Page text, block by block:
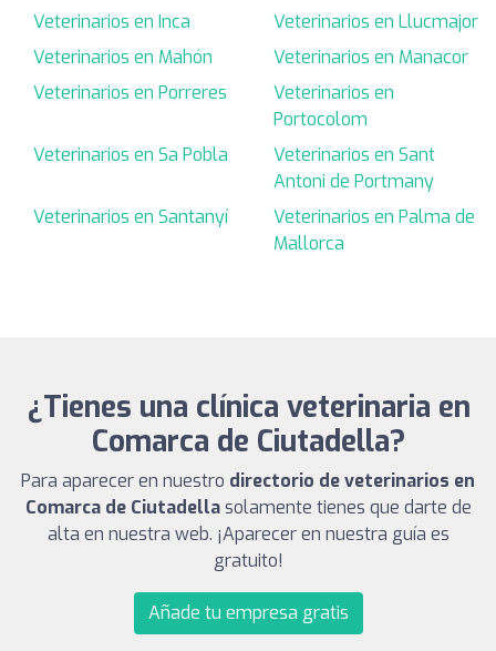
Veterinarios en Inca
Veterinarios en Llucmajor
Veterinarios en Mahón
Veterinarios en Manacor
Veterinarios en Porreres
Veterinarios en
Portocolom
Veterinarios en Sa Pobla
Veterinarios en Sant
Antoni de Portmany
Veterinarios en Santanyí
Veterinarios en Palma de
Mallorca
¿Tienes una clínica veterinaria en
Comarca de Ciutadella?
Para aparecer en nuestro directorio de veterinarios en
Comarca de Ciutadellasolamente tienes que darte de
alta en nuestra web. ¡Aparecer en nuestra guía es
gratuito!
Añade tu empresa gratis